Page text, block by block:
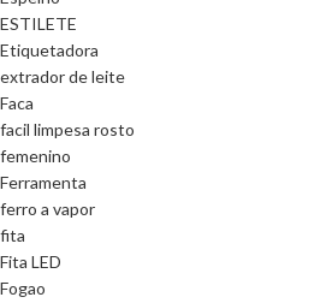
ESTILETE
Etiquetadora
extrador de leite
Faca
facil limpesa rosto
femenino
Ferramenta
ferro a vapor
fita
Fita LED
Fogao